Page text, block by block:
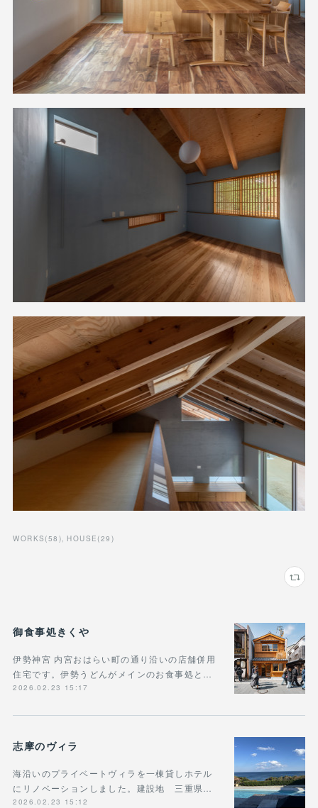
WORKS (58 ) HOUSE (29 )
御食事処きくや
伊勢神宮 内宮おはらい町の通り沿いの店舗併用
住宅です。伊勢うどんがメインのお食事処と…
2026.02.23 15:17
志摩のヴィラ
海沿いのプライベートヴィラを一棟貸しホテル
にリノベーションしました。建設地 三重県…
2026.02.23 15:12